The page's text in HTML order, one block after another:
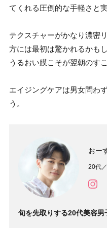
てくれる圧倒的な手軽さと
テクスチャーがかなり濃密
方には最初は驚かれるかも
うるおい膜こそが翌朝のす
エイジングケアは男女問わ
う。
おー
20代
旬を先取りする20代美容男